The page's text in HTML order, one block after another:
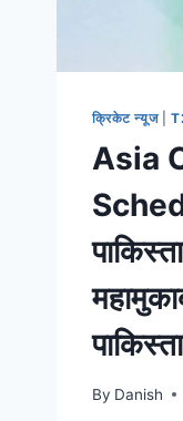
क्रिकेट न्यूज|
Asia
By Danish